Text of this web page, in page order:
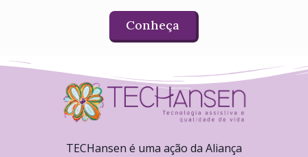
Conheça
TECHansen é uma ação da Aliança